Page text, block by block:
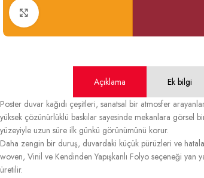
Açıklama Ek bilgi
Poster duvar kağıdı çeşitleri, sanatsal bir atmosfer
yüksek çözünürlüklü baskılar sayesinde mekanlara görsel
yüzeyiyle uzun süre ilk günkü görünümünü korur.
Daha zengin bir duruş, duvardaki küçük pürüzleri ve
woven, Vinil ve Kendinden Yapışkanlı Folyo seçeneği
üretilir.